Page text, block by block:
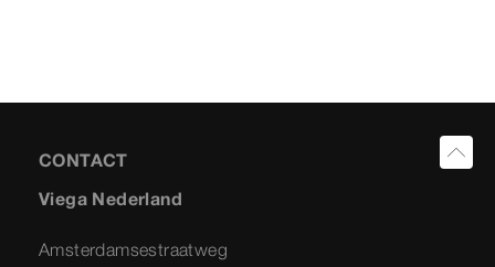
CONTACT
Viega Nederland
Amsterdamsestraatweg